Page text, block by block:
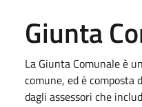
Giunta
La Giunta Comunale è
comune, ed è composta
dagli assessori che